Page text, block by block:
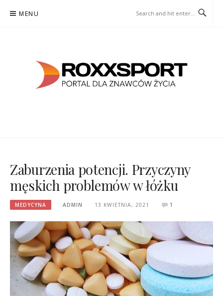
MENU
Zaburzenia potencji. Przyczyny
męskich problemów w łóżku
MEDYCYNA ADMIN 13 KWIETNIA, 2021 1